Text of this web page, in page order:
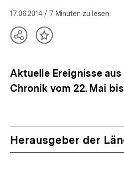
17.06.2014 / 7 Minuten zu lesen
TeilenInhalt
Aktuelle Ereignisse aus
Chronik vom 22. Mai
Herausgeber der